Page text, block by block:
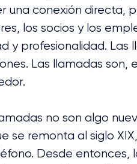
una conexión directa,
los socios y los
y profesionalidad.
Las llamadas son,
no son algo
se remonta al siglo
Desde entonces,